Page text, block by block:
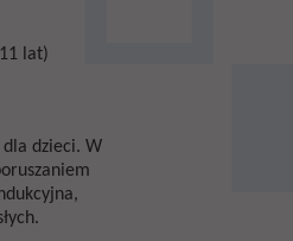
lat)
dzieci. W